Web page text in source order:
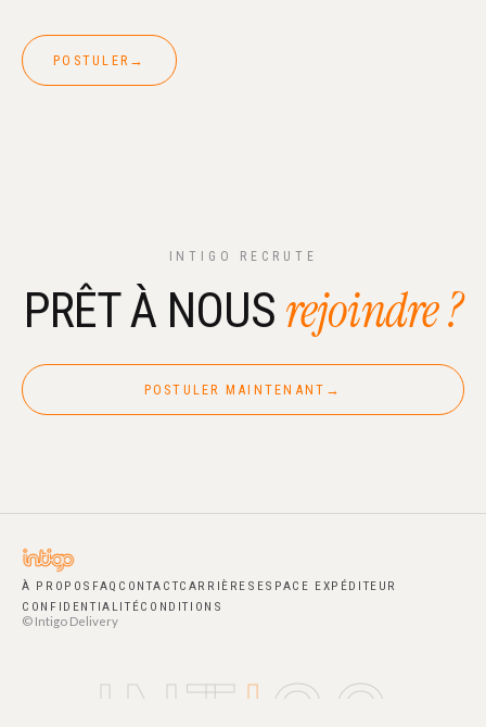
POSTULER →
INTIGO RECRUTE
PRÊT À NOUS rejoindre ?
POSTULER MAINTENANT →
À PROPOS FAQ CONTACTCARRIÈRES ESPACE EXPÉDITEUR
CONFIDENTIALITÉCONDITIONS
© Intigo Delivery